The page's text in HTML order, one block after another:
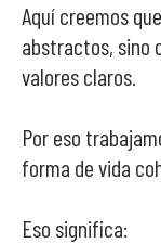
Aquí creemos
abstractos, sino
valores claros.
Por eso
forma de vida
Eso significa: